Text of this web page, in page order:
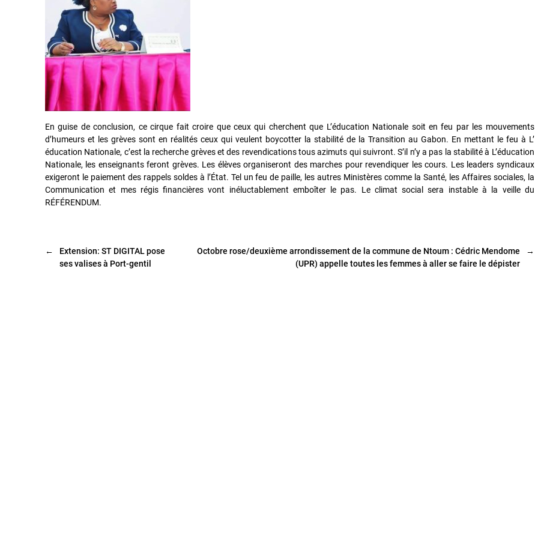
En guise de conclusion, ce cirque fait croire que ceux qui cherchent que L’éducation Nationale soit en feu par les mouvements
d’humeurs et les grèves sont en réalités ceux qui veulent boycotter la stabilité de la Transition au Gabon. En mettant le feu à L’
éducation Nationale, c’est la recherche grèves et des revendications tous azimuts qui suivront. S’il n’y a pas la stabilité à L’éducation
Nationale, les enseignants feront grèves. Les élèves organiseront des marches pour revendiquer les cours. Les leaders syndicaux
exigeront le paiement des rappels soldes à l’État. Tel un feu de paille, les autres Ministères comme la Santé, les Affaires sociales, la
Communication et mes régis financières vont inéluctablement emboîter le pas. Le climat social sera instable à la veille du
RÉFÉRENDUM.
←
Extension: ST DIGITAL pose
ses valises à Port-gentil
→
Octobre rose/deuxième arrondissement de la commune de Ntoum : Cédric Mendome
(UPR) appelle toutes les femmes à aller se faire le dépister